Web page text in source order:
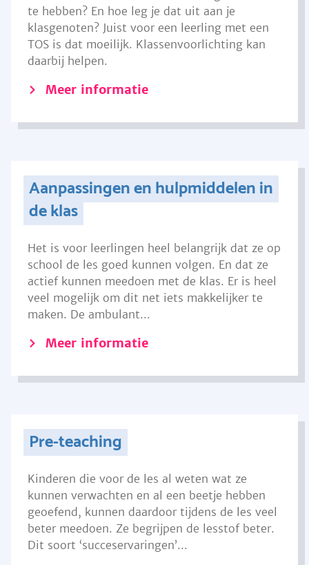
te hebben? En hoe leg je dat uit aan je
klasgenoten? Juist voor een leerling met een
TOS is dat moeilijk. Klassenvoorlichting kan
daarbij helpen.
Meer informatie
Aanpassingen en hulpmiddelen in
de klas
Het is voor leerlingen heel belangrijk dat ze op
school de les goed kunnen volgen. En dat ze
actief kunnen meedoen met de klas. Er is heel
veel mogelijk om dit net iets makkelijker te
maken. De ambulant...
Meer informatie
Pre-teaching
Kinderen die voor de les al weten wat ze
kunnen verwachten en al een beetje hebben
geoefend, kunnen daardoor tijdens de les veel
beter meedoen. Ze begrijpen de lesstof beter.
Dit soort ‘succeservaringen’...